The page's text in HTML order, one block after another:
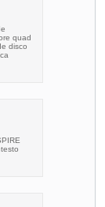
quad
disco